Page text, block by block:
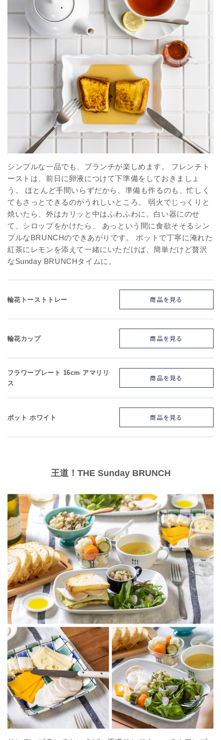
シンプルな一品でも、ブランチが楽しめます。 フレンチト
ーストは、前日に卵液につけて下準備をしておきましょ
う。 ほとんど手間いらずだから、準備も作るのも、忙しく
てもさっとできるのがうれしいところ。 弱火でじっくりと
焼いたら、外はカリッと中はふわふわに。白い器にのせ
て、シロップをかけたら、 あっという間に食欲そそるシン
プルなBRUNCHのできあがりです。 ポットで丁寧に淹れた
紅茶にレモンを添えて一緒にいただけば、簡単だけど贅沢
なSunday BRUNCHタイムに。
輪花トーストトレー 商品を見る
輪花カップ 商品を見る
フラワープレート 16cm アマリリ
ス
商品を見る
ポット ホワイト 商品を見る
王道！THE Sunday BRUNCH